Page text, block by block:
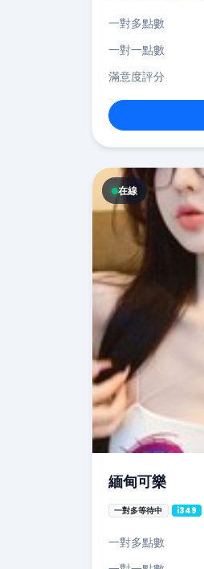
一對多點數
一對一點數
滿意度評分
在線
緬甸可樂
一對多等待中 i349
一對多點數